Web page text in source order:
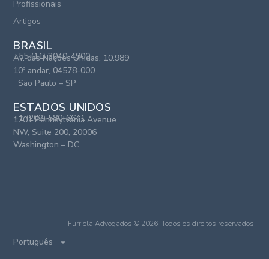
Profissionais
Artigos
BRASIL
+55 (11) 3040-4900
Av. das Nações Unidas, 10.989
10º andar, 04578-000
São Paulo – SP
ESTADOS UNIDOS
+1 (202) 580-6641
1701 Pennsylvania Avenue
NW, Suite 200, 20006
Washington – DC
Português
Furriela Advogados © 2026. Todos os direitos reservados.